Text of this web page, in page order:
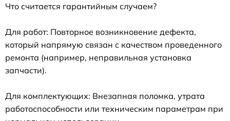
Что считается гарантийным случаем?
Для работ: Повторное возникновение дефекта,
который напрямую связан с качеством проведенного
ремонта (например, неправильная установка
запчасти).
Для комплектующих: Внезапная поломка, утрата
работоспособности или техническим параметрам при